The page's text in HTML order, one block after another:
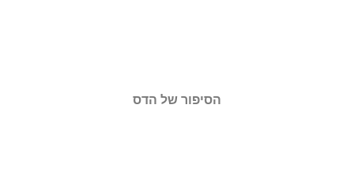
הסיפור של הדס